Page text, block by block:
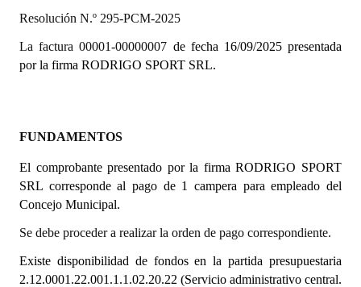
Constitución Provincial
Carta Orgánica 2007
DOCUMENTOS
Proyectos Presentados
Resolución N.º 295-PCM-2025
La factura 00001-00000007 de fecha 16/09/2025 presentada
por la firma RODRIGO SPORT SRL.
FUNDAMENTOS
El comprobante presentado por la firma RODRIGO SPORT
SRL corresponde al pago de 1 campera para empleado del
Concejo Municipal.
Se debe proceder a realizar la orden de pago correspondiente.
Existe disponibilidad de fondos en la partida presupuestaria
2.12.0001.22.001.1.1.02.20.22 (Servicio administrativo central.